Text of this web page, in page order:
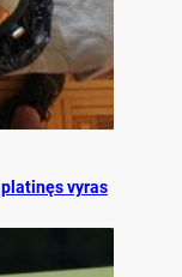
vyras